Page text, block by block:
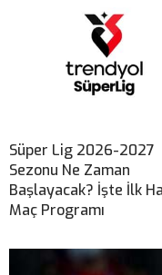
Süper Lig 2026-2027
Sezonu Ne Zaman
Başlayacak? İşte İlk
Maç Programı